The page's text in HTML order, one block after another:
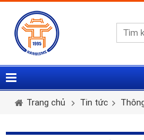
Tên tài khoản *
Mật khẩu *
Vui lòng gửi mail. Chúng tôi
khẩu mới qua
Họ và tên *
Email *
Trang chủ Tin tức